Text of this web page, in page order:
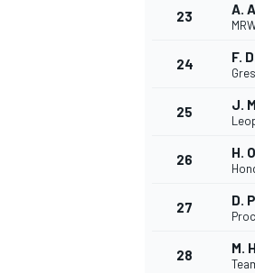
23 A.
24 F.
25 J.
26 H.
27 D.
28 M.